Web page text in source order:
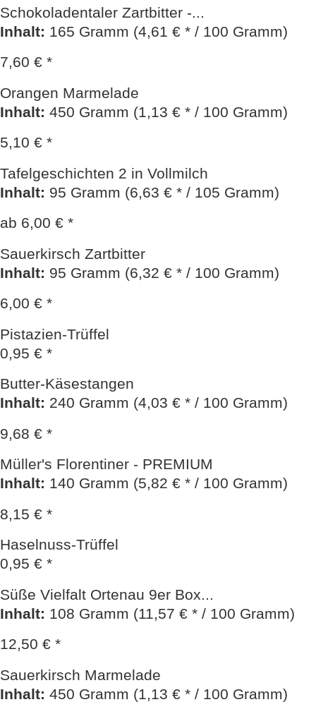
Schokoladentaler Zartbitter -...
Inhalt: 165 Gramm (4,61 € * / 100 Gramm)
7,60 € *
Orangen Marmelade
Inhalt: 450 Gramm (1,13 € * / 100 Gramm)
5,10 € *
Tafelgeschichten 2 in Vollmilch
Inhalt: 95 Gramm (6,63 € * / 105 Gramm)
ab 6,00 € *
Sauerkirsch Zartbitter
Inhalt: 95 Gramm (6,32 € * / 100 Gramm)
6,00 € *
Pistazien-Trüffel
0,95 € *
Butter-Käsestangen
Inhalt: 240 Gramm (4,03 € * / 100 Gramm)
9,68 € *
Müller's Florentiner - PREMIUM
Inhalt: 140 Gramm (5,82 € * / 100 Gramm)
8,15 € *
Haselnuss-Trüffel
0,95 € *
Süße Vielfalt Ortenau 9er Box...
Inhalt: 108 Gramm (11,57 € * / 100 Gramm)
12,50 € *
Sauerkirsch Marmelade
Inhalt: 450 Gramm (1,13 € * / 100 Gramm)